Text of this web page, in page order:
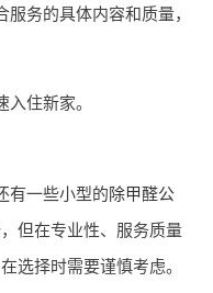
务的具体内容和质量，
住新家。
有一些小型的除甲醛公
但在专业性、服务质量
选择时需要谨慎考虑。